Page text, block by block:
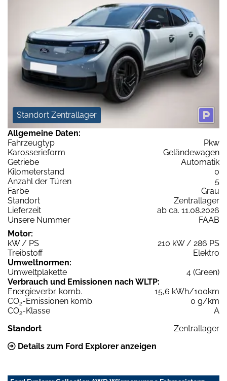
Standort Zentrallager
Allgemeine Daten:
Fahrzeugtyp
Pkw
Karosserieform
Geländewagen
Getriebe
Automatik
Kilometerstand
0
Anzahl der Türen
5
Farbe
Grau
Standort
Zentrallager
Lieferzeit
ab ca. 11.08.2026
Unsere Nummer
FAAB
Motor:
kW / PS
210 kW / 286 PS
Treibstoff
Elektro
Umweltnormen:
Umweltplakette
4 (Green)
Verbrauch und Emissionen nach WLTP:
Energieverbr. komb.
15,6 kWh/100km
CO2-Emissionen komb.
0 g/km
CO2-Klasse
A
Standort
Zentrallager
Details zum Ford Explorer anzeigen